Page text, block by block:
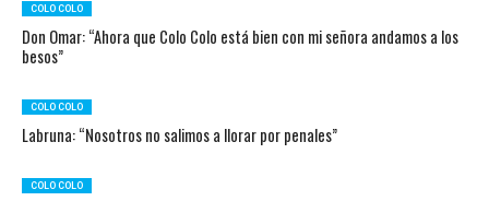
COLO COLO
Don Omar: “Ahora que Colo Colo está bien con mi señora andamos a los
besos”
COLO COLO
Labruna: “Nosotros no salimos a llorar por penales”
COLO COLO